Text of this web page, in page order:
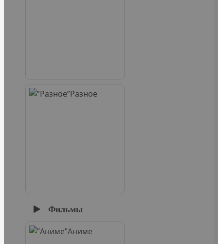
Разное
Фильмы
Аниме